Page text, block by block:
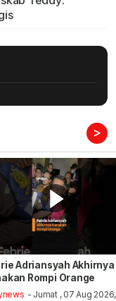
>
Adriansyah Akhirnya
Rompi Orange
- Jumat , 07 Aug 2026,